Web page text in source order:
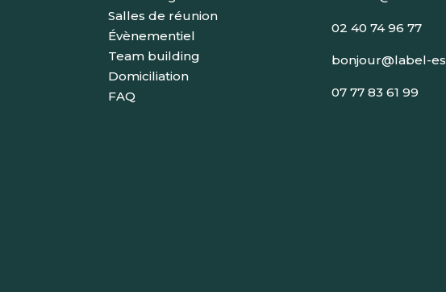
Salles de réunion
Évènementiel
Team building
Domiciliation
FAQ
02 40 74 96 77
bonjour@label-
07 77 83 61 99